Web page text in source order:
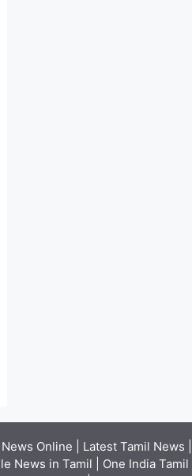
Online | Latest Tamil News
News in Tamil | One India